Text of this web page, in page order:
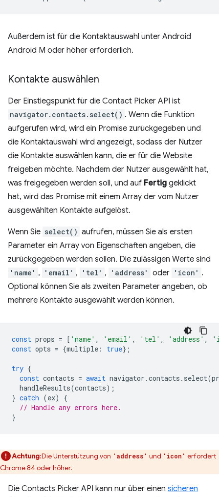
Außerdem ist für die Kontaktauswahl unter Android
Android M oder höher erforderlich.
Kontakte auswählen
Der Einstiegspunkt für die Contact Picker API ist
navigator.contacts.select() . Wenn die Funktion
aufgerufen wird, wird ein Promise zurückgegeben und
die Kontaktauswahl wird angezeigt, sodass der Nutzer
die Kontakte auswählen kann, die er für die Website
freigeben möchte. Nachdem der Nutzer ausgewählt hat,
was freigegeben werden soll, und auf Fertig geklickt
hat, wird das Promise mit einem Array der vom Nutzer
ausgewählten Kontakte aufgelöst.
Wenn Sie select() aufrufen, müssen Sie als ersten
Parameter ein Array von Eigenschaften angeben, die
zurückgegeben werden sollen. Die zulässigen Werte sind
'name' , 'email' , 'tel' , 'address' oder 'icon' .
Optional können Sie als zweiten Parameter angeben, ob
mehrere Kontakte ausgewählt werden können.
const props = [ 'name' , 'email' , 'tel' , 'address' ,
const opts = {multiple : true};
try {
const contacts = await navigator .contacts . select(
handleResults(contacts);
} catch (ex)
{
// Handle any errors here.
}
Achtung:Die Unterstützung von 'address' und 'icon' erfordert
Chrome 84 oder höher.
Die Contacts Picker API kann nur über einen sicheren